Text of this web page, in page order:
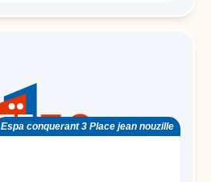
Espa conquerant 3 Place jean nouzille